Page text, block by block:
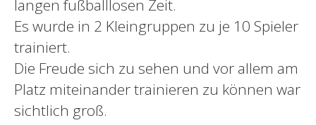
langen fußballlosen Zeit.
Es wurde in 2 Kleingruppen zu je 10 Spieler
trainiert.
Die Freude sich zu sehen und vor allem am
Platz miteinander trainieren zu können war
sichtlich groß.